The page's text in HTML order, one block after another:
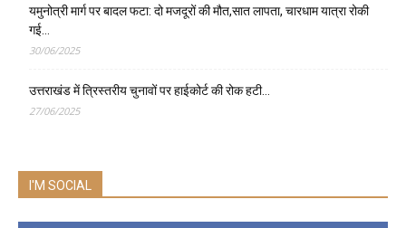
यमुनोत्री मार्ग पर बादल फटा: दो मजदूरों की मौत,सात लापता, चारधाम यात्रा रोकी
गई…
30/06/2025
उत्तराखंड में त्रिस्तरीय चुनावों पर हाईकोर्ट की रोक हटी…
27/06/2025
I'M SOCIAL